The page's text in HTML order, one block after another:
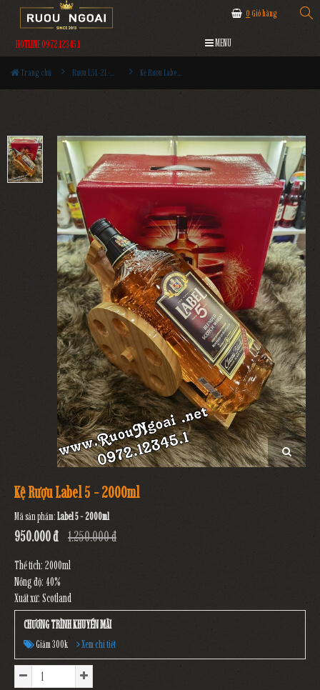
0 Giỏ hàng
HOTLINE 0972.12345.1 MENU
Trang chủ Rượu 1,5L-2L-3L-4,5L Kệ Rượu Label 5 - 2000ml
Kệ Rượu Label 5 - 2000ml
Mã sản phẩm:Label 5 - 2000ml
950.000 đ 1.250.000 đ
Thể tích: 2000ml
Nồng độ: 40%
Xuất xứ: Scotland
CHƯƠNG TRÌNH KHUYẾN MÃI
Giảm 300k Xem chi tiết